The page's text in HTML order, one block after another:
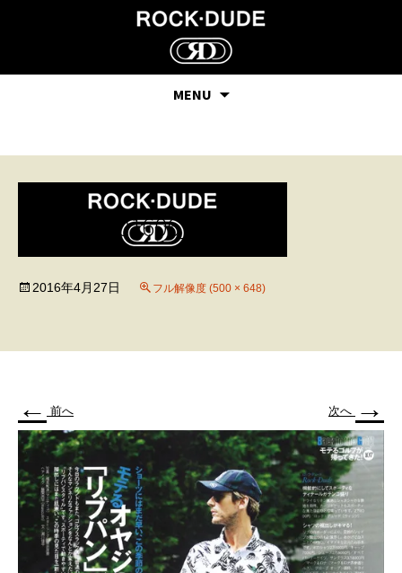
MENU
leon201606_04
2016年4月27日 フル解像度 (500 × 648)
← 前へ 次へ →